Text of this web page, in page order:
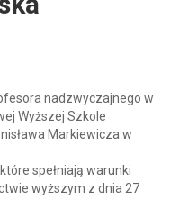
nadzwyczajnego w
Wyższej Szkole
Markiewicza w
spełniają warunki
wyższym z dnia 27